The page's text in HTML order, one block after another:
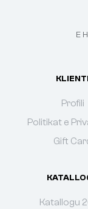
E
KLIENTI
Profili
Politikat e
Gift
Katallogu